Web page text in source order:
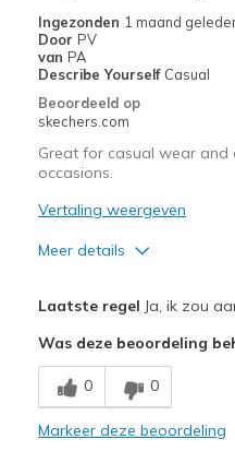
Ingezonden 1 maand
Door PV
van PA
Describe Yourself Casual
Beoordeeld op
skechers.com
Great for casual wear and
occasions.
Vertaling weergeven
Meer details
Comfortable
Stylish
Laatste regel Ja, ik zou
Was deze beoordeling
0 0
Markeer deze beoordeling